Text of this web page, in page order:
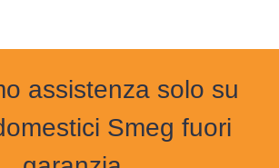
assistenza solo su
Smeg fuori